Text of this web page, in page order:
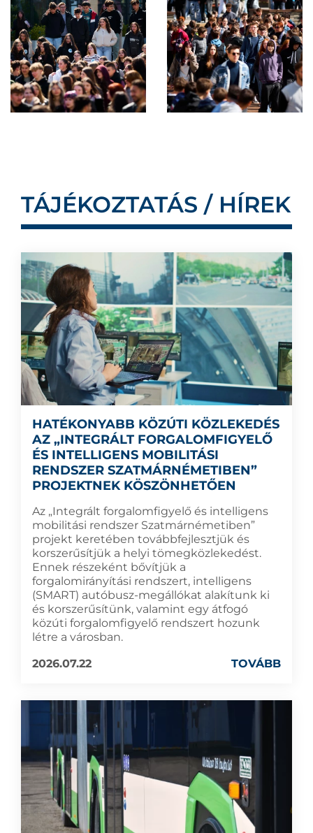
TÁJÉKOZTATÁS / HÍREK
HATÉKONYABB KÖZÚTI KÖZLEKEDÉS
AZ „INTEGRÁLT FORGALOMFIGYELŐ
ÉS INTELLIGENS MOBILITÁSI
RENDSZER SZATMÁRNÉMETIBEN”
PROJEKTNEK KÖSZÖNHETŐEN
Az „Integrált forgalomfigyelő és intelligens
mobilitási rendszer Szatmárnémetiben”
projekt keretében továbbfejlesztjük és
korszerűsítjük a helyi tömegközlekedést.
Ennek részeként bővítjük a
forgalomirányítási rendszert, intelligens
(SMART) autóbusz-megállókat alakítunk ki
és korszerűsítünk, valamint egy átfogó
közúti forgalomfigyelő rendszert hozunk
létre a városban.
2026.07.22
TOVÁBB